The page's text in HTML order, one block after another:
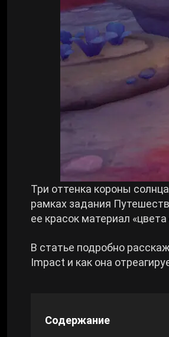
Crimson Desert
Kingdom Come: Deliverance 2
Wuthering Waves
Roblox
Hogwarts Legacy
Все игры
Билды Arknights: Endfield
Билды Wuthering Waves
Билды Cyberpunk 2077
Билды Path of Exile 2
Три оттенка короны
рамках задания
ее красок материал
В статье подробно
Impact и как она
Содержание